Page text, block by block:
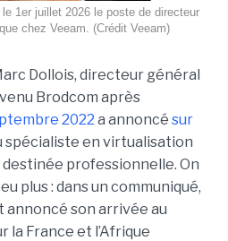
1er juillet 2026 le poste de directeur
chez Veeam. (Crédit Veeam)
Dollois, directeur général
Brodcom après
2022 a annoncé sur
spécialiste en virtualisation
professionnelle. On
plus : dans un communiqué,
son arrivée au
la France et l’Afrique